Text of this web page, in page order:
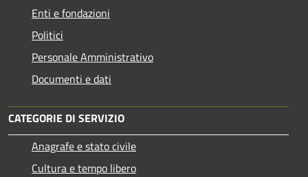
Enti e fondazioni
Politici
Personale Amministrativo
Documenti e dati
CATEGORIE DI SERVIZIO
Anagrafe e stato civile
Cultura e tempo libero